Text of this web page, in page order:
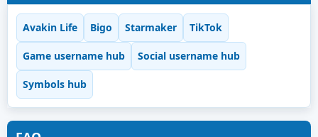
Avakin Life Bigo Starmaker TikTok
Game username hub Social username hub
Symbols hub